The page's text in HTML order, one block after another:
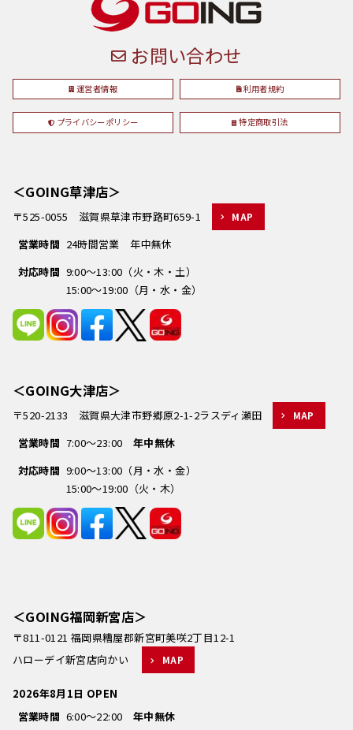
お問い合わせ
運営者情報 利用者規約
プライバシーポリシー 特定商取引法
＜GOING草津店＞
〒525-0055 滋賀県草津市野路町659-1 MAP
営業時間 24時間営業 年中無休
対応時間 9:00～13:00（火・木・土）
15:00～19:00（月・水・金）
＜GOING大津店＞
〒520-2133 滋賀県大津市野郷原2-1-2ラスディ瀬田 MAP
営業時間 7:00～23:00 年中無休
対応時間 9:00～13:00（月・水・金）
15:00～19:00（火・木）
＜GOING福岡新宮店＞
〒811-0121 福岡県糟屋郡新宮町美咲2丁目12-1
ハローデイ新宮店向かい
MAP
2026年8月1日 OPEN
営業時間 6:00～22:00 年中無休